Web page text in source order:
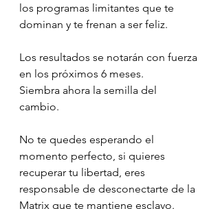
los programas limitantes que te
dominan y te frenan a ser feliz.
Los resultados se notarán con fuerza
en los próximos 6 meses.
Siembra ahora la semilla del
cambio.
No te quedes esperando el
momento perfecto, si quieres
recuperar tu libertad, eres
responsable de desconectarte de la
Matrix que te mantiene esclavo.